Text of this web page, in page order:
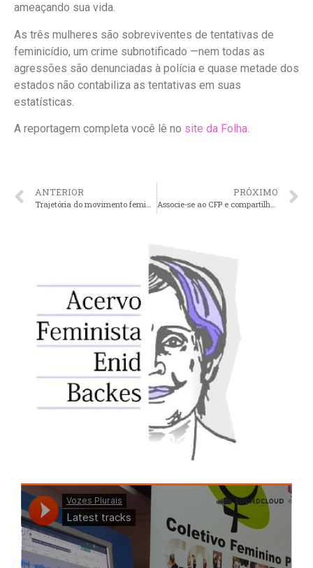
ameaçando sua vida.
As três mulheres são sobreviventes de tentativas de
feminicídio, um crime subnotificado —nem todas as
agressões são denunciadas à polícia e quase metade dos
estados não contabiliza as tentativas em suas
estatísticas.
A reportagem completa você lê no site da Folha.
ANTERIOR PRÓXIMO